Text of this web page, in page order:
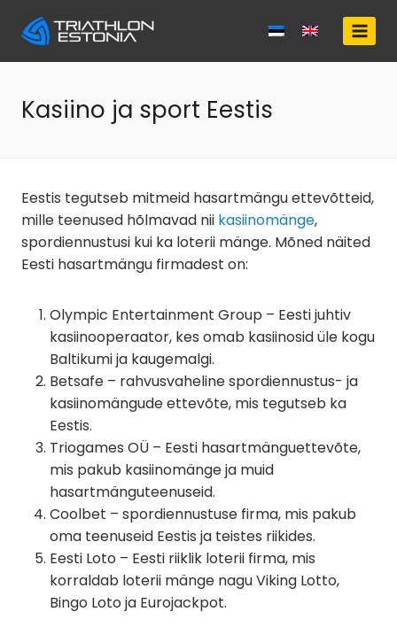
Kasiino ja sport Eestis
Eestis tegutseb mitmeid hasartmängu ettevõtteid,
mille teenused hõlmavad nii kasiinomänge,
spordiennustusi kui ka loterii mänge. Mõned näited
Eesti hasartmängu firmadest on:
Olympic Entertainment Group – Eesti juhtiv
kasiinooperaator, kes omab kasiinosid üle kogu
Baltikumi ja kaugemalgi.
Betsafe – rahvusvaheline spordiennustus- ja
kasiinomängude ettevõte, mis tegutseb ka
Eestis.
Triogames OÜ – Eesti hasartmänguettevõte,
mis pakub kasiinomänge ja muid
hasartmänguteenuseid.
Coolbet – spordiennustuse firma, mis pakub
oma teenuseid Eestis ja teistes riikides.
Eesti Loto – Eesti riiklik loterii firma, mis
korraldab loterii mänge nagu Viking Lotto,
Bingo Loto ja Eurojackpot.